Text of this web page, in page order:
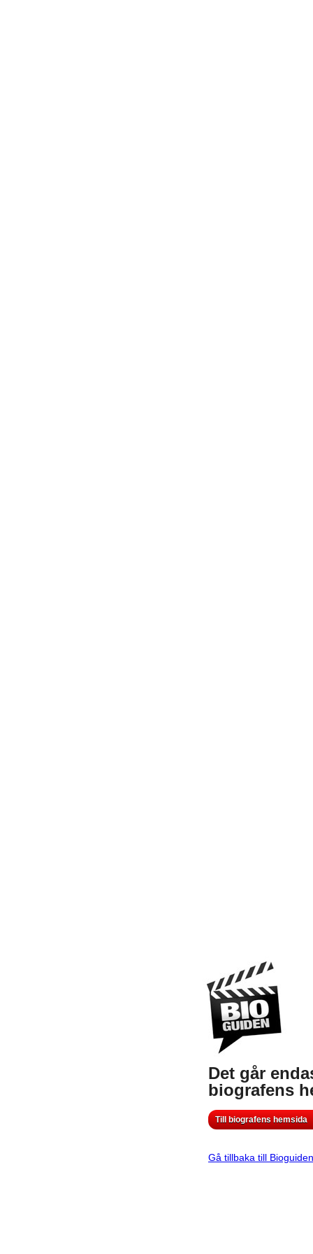
Det går
biografens
Till biografens hemsida
Gå tillbaka till Bioguiden